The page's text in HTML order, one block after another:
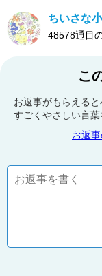
ちいさな
48578通目
こ
お返事がもらえる
すごくやさしい言
お返